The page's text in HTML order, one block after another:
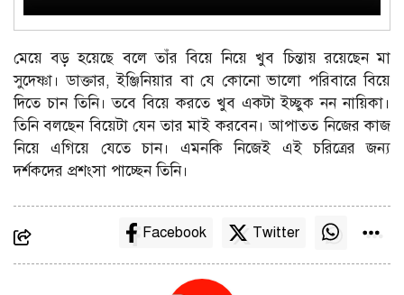
মেয়ে বড় হয়েছে বলে তাঁর বিয়ে নিয়ে খুব চিন্তায় রয়েছেন মা
সুদেষ্ণা। ডাক্তার, ইঞ্জিনিয়ার বা যে কোনো ভালো পরিবারে বিয়ে
দিতে চান তিনি। তবে বিয়ে করতে খুব একটা ইচ্ছুক নন নায়িকা।
তিনি বলছেন বিয়েটা যেন তার মাই করবেন। আপাতত নিজের কাজ
নিয়ে এগিয়ে যেতে চান। এমনকি নিজেই এই চরিত্রের জন্য
দর্শকদের প্রশংসা পাচ্ছেন তিনি।
Facebook Twitter